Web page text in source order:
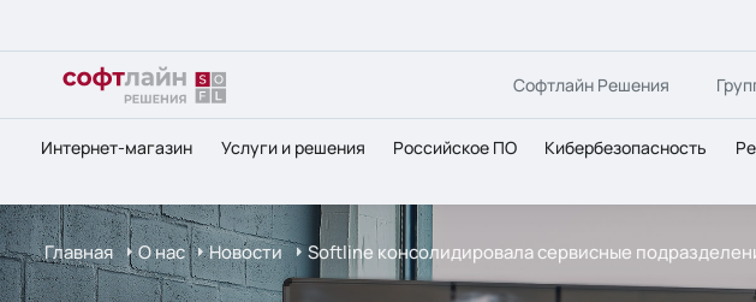
Софтлайн Решения
Интернет-магазин Услуги и решения Российское ПО Кибербезопасность
Главная О нас Новости Softline консолидировала сервисные